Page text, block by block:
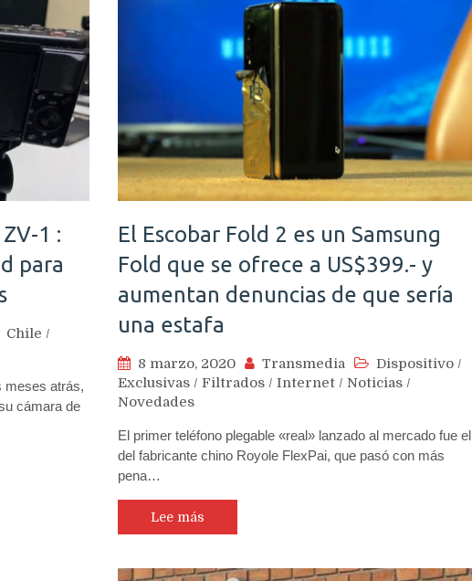
1 :
para
Chile /
meses atrás,
cámara de
El Escobar Fold 2 es un Samsung
Fold que se ofrece a US$399.- y
aumentan denuncias de que sería
una estafa
8 marzo, 2020 Transmedia Dispositivo /
Exclusivas / Filtrados / Internet / Noticias /
Novedades
El primer teléfono plegable «real» lanzado al mercado fue el
del fabricante chino Royole FlexPai, que pasó con más
pena…
Lee más